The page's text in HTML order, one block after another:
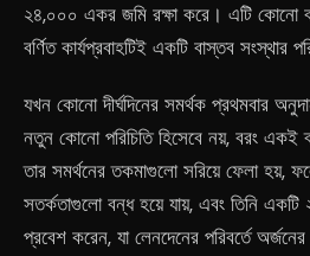
২৪,০০০ একর জমি রক্ষা করে। এটি কোনো
বর্ণিত কার্যপ্রবাহটিই একটি বাস্তব সংস্থার
যখন কোনো দীর্ঘদিনের সমর্থক প্রথমবার
নতুন কোনো পরিচিতি হিসেবে নয়, বরং একই
তার সমর্থনের তকমাগুলো সরিয়ে ফেলা হয়,
সতর্কতাগুলো বন্ধ হয়ে যায়, এবং তিনি একটি
প্রবেশ করেন, যা লেনদেনের পরিবর্তে